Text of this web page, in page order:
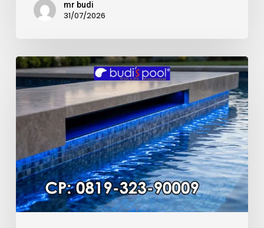
mr budi
31/07/2026
Kualitas
Material
Mosaic
Kolam
Renang